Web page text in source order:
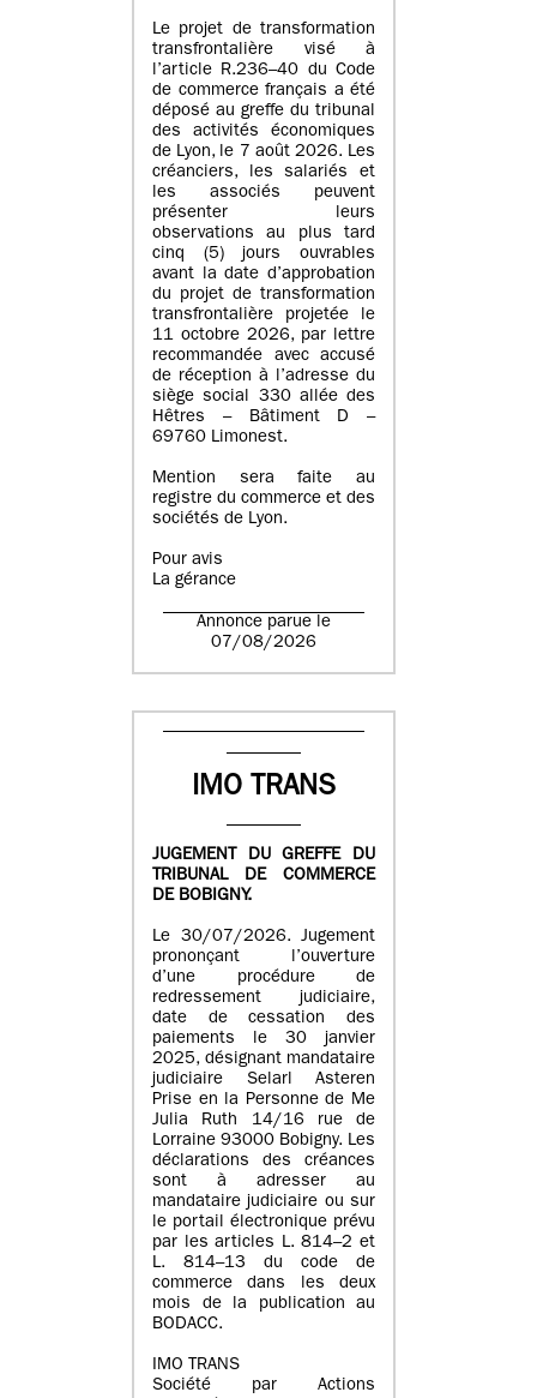
Le projet de transformation
transfrontalière visé à
l’article R.236–40 du Code
de commerce français a été
déposé au greffe du tribunal
des activités économiques
de Lyon, le 7 août 2026. Les
créanciers, les salariés et
les associés peuvent
présenter leurs
observations au plus tard
cinq (5) jours ouvrables
avant la date d’approbation
du projet de transformation
transfrontalière projetée le
11 octobre 2026, par lettre
recommandée avec accusé
de réception à l’adresse du
siège social 330 allée des
Hêtres – Bâtiment D –
69760 Limonest.
Mention sera faite au
registre du commerce et des
sociétés de Lyon.
Pour avis
La gérance
Annonce parue le
07/08/2026
IMO TRANS
JUGEMENT DU GREFFE DU
TRIBUNAL DE COMMERCE
DE BOBIGNY.
Le 30/07/2026. Jugement
prononçant l’ouverture
d’une procédure de
redressement judiciaire,
date de cessation des
paiements le 30 janvier
2025, désignant mandataire
judiciaire Selarl Asteren
Prise en la Personne de Me
Julia Ruth 14/16 rue de
Lorraine 93000 Bobigny. Les
déclarations des créances
sont à adresser au
mandataire judiciaire ou sur
le portail électronique prévu
par les articles L. 814–2 et
L. 814–13 du code de
commerce dans les deux
mois de la publication au
BODACC.
IMO TRANS
Société par Actions